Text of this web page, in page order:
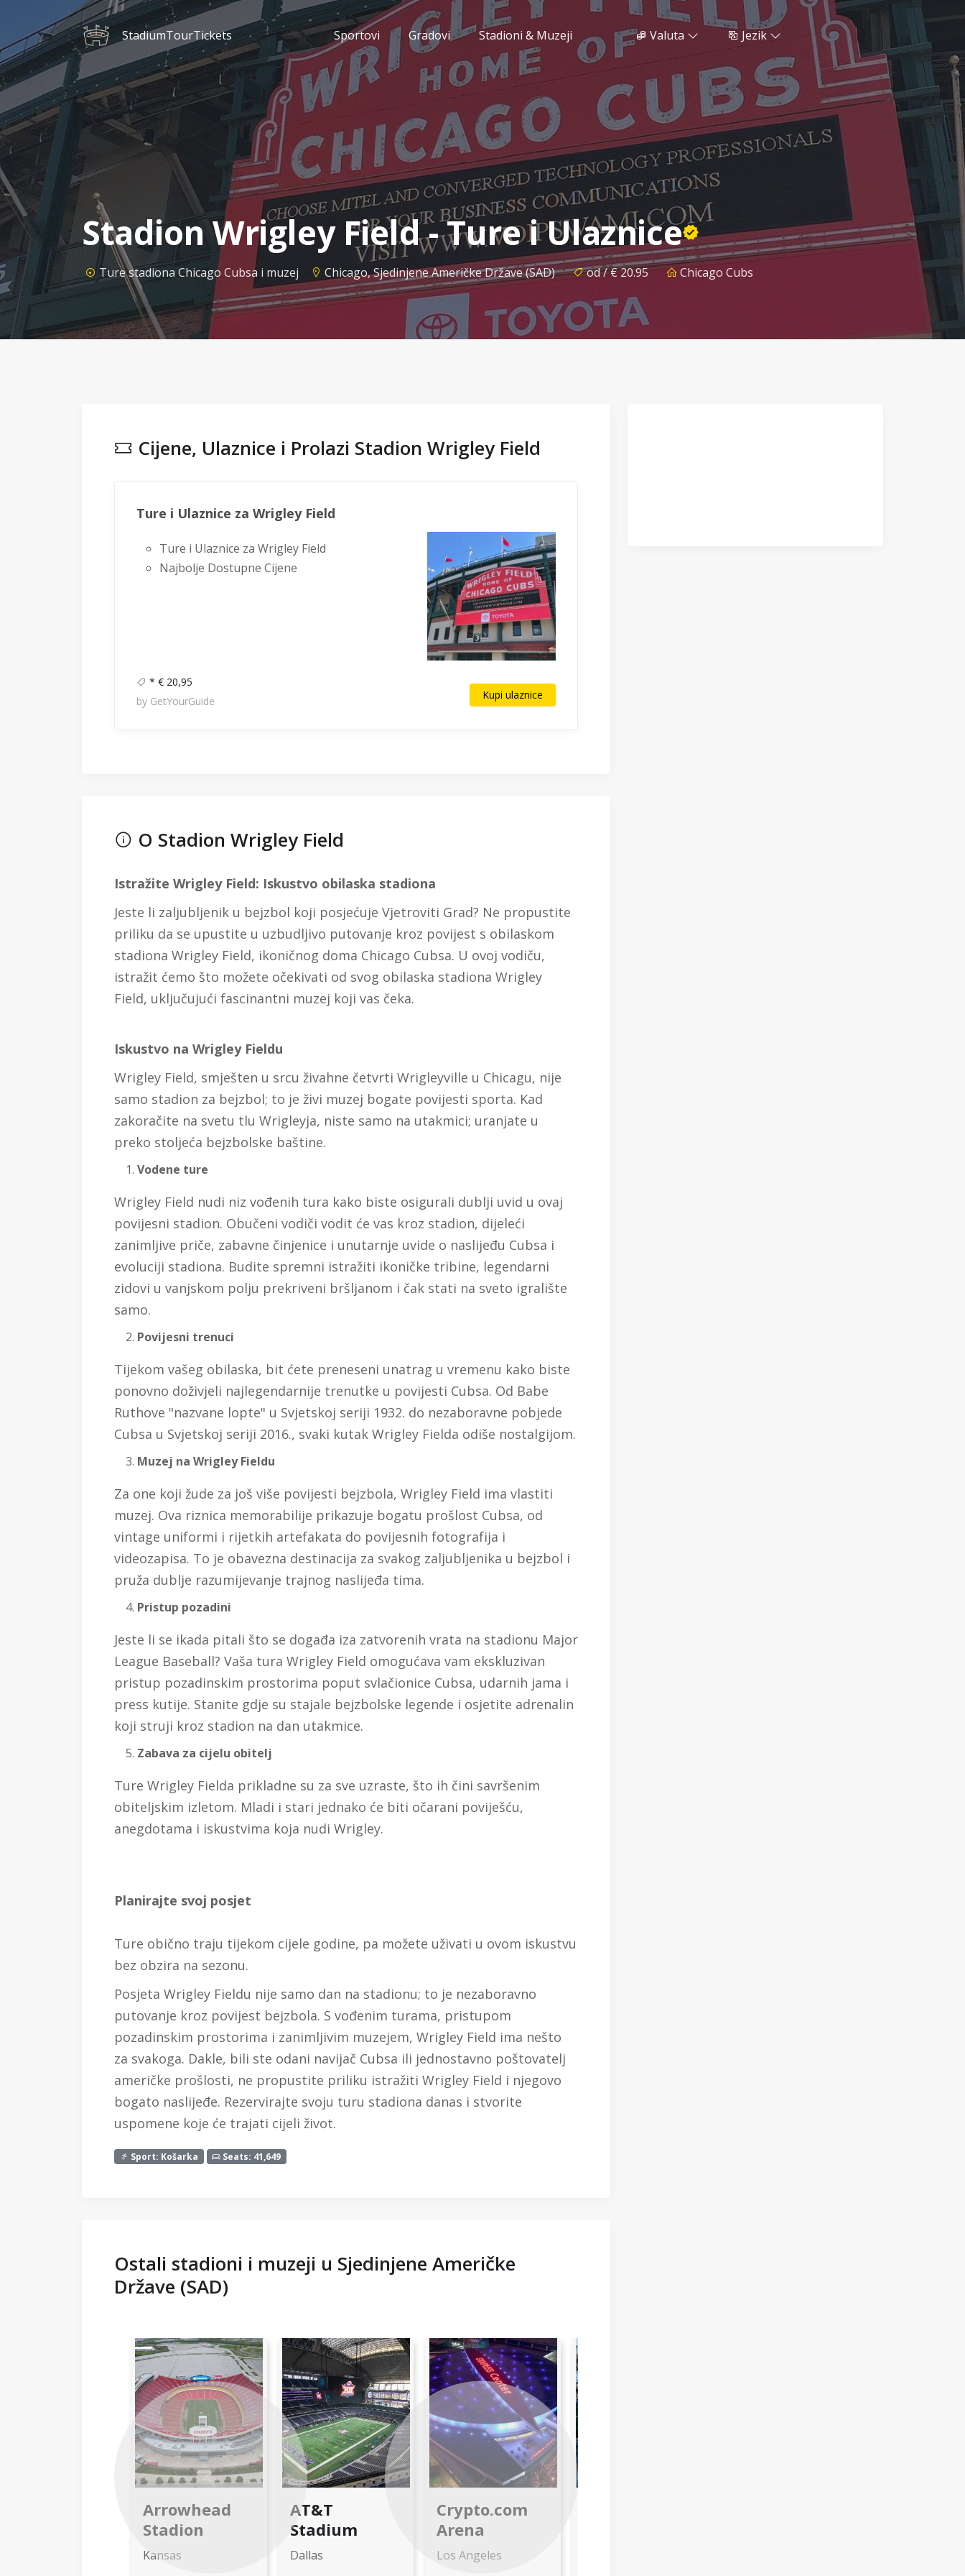
StadiumTourTickets Sportovi Gradovi Stadioni & Muzeji Valuta Jezik
Stadion Wrigley Field - Ture i Ulaznice
Ture stadiona Chicago Cubsa i muzej Chicago, Sjedinjene Američke Države (SAD) od / € 20.95 Chicago Cubs
Cijene, Ulaznice i Prolazi Stadion Wrigley Field
Ture i Ulaznice za Wrigley Field
Ture i Ulaznice za Wrigley Field
Najbolje Dostupne Cijene
* € 20,95
by GetYourGuide
Kupi ulaznice
O Stadion Wrigley Field
Istražite Wrigley Field: Iskustvo obilaska stadiona
Jeste li zaljubljenik u bejzbol koji posjećuje Vjetroviti Grad? Ne propustite
priliku da se upustite u uzbudljivo putovanje kroz povijest s obilaskom
stadiona Wrigley Field, ikoničnog doma Chicago Cubsa. U ovoj vodiču,
istražit ćemo što možete očekivati od svog obilaska stadiona Wrigley
Field, uključujući fascinantni muzej koji vas čeka.
Iskustvo na Wrigley Fieldu
Wrigley Field, smješten u srcu živahne četvrti Wrigleyville u Chicagu, nije
samo stadion za bejzbol; to je živi muzej bogate povijesti sporta. Kad
zakoračite na svetu tlu Wrigleyja, niste samo na utakmici; uranjate u
preko stoljeća bejzbolske baštine.
Vodene ture
Wrigley Field nudi niz vođenih tura kako biste osigurali dublji uvid u ovaj
povijesni stadion. Obučeni vodiči vodit će vas kroz stadion, dijeleći
zanimljive priče, zabavne činjenice i unutarnje uvide o naslijeđu Cubsa i
evoluciji stadiona. Budite spremni istražiti ikoničke tribine, legendarni
zidovi u vanjskom polju prekriveni bršljanom i čak stati na sveto igralište
samo.
Povijesni trenuci
Tijekom vašeg obilaska, bit ćete preneseni unatrag u vremenu kako biste
ponovno doživjeli najlegendarnije trenutke u povijesti Cubsa. Od Babe
Ruthove "nazvane lopte" u Svjetskoj seriji 1932. do nezaboravne pobjede
Cubsa u Svjetskoj seriji 2016., svaki kutak Wrigley Fielda odiše nostalgijom.
Muzej na Wrigley Fieldu
Za one koji žude za još više povijesti bejzbola, Wrigley Field ima vlastiti
muzej. Ova riznica memorabilije prikazuje bogatu prošlost Cubsa, od
vintage uniformi i rijetkih artefakata do povijesnih fotografija i
videozapisa. To je obavezna destinacija za svakog zaljubljenika u bejzbol i
pruža dublje razumijevanje trajnog naslijeđa tima.
Pristup pozadini
Jeste li se ikada pitali što se događa iza zatvorenih vrata na stadionu Major
League Baseball? Vaša tura Wrigley Field omogućava vam ekskluzivan
pristup pozadinskim prostorima poput svlačionice Cubsa, udarnih jama i
press kutije. Stanite gdje su stajale bejzbolske legende i osjetite adrenalin
koji struji kroz stadion na dan utakmice.
Zabava za cijelu obitelj
Ture Wrigley Fielda prikladne su za sve uzraste, što ih čini savršenim
obiteljskim izletom. Mladi i stari jednako će biti očarani poviješću,
anegdotama i iskustvima koja nudi Wrigley.
Planirajte svoj posjet
Ture obično traju tijekom cijele godine, pa možete uživati u ovom iskustvu
bez obzira na sezonu.
Posjeta Wrigley Fieldu nije samo dan na stadionu; to je nezaboravno
putovanje kroz povijest bejzbola. S vođenim turama, pristupom
pozadinskim prostorima i zanimljivim muzejem, Wrigley Field ima nešto
za svakoga. Dakle, bili ste odani navijač Cubsa ili jednostavno poštovatelj
američke prošlosti, ne propustite priliku istražiti Wrigley Field i njegovo
bogato naslijeđe. Rezervirajte svoju turu stadiona danas i stvorite
uspomene koje će trajati cijeli život.
Sport: Košarka Seats: 41,649
Ostali stadioni i muzeji u Sjedinjene Američke
Države (SAD)
Arrowhead
Stadion
Kansas
AT&T
Stadium
Dallas
Crypto.com
Arena
Los Angeles
Previous Next